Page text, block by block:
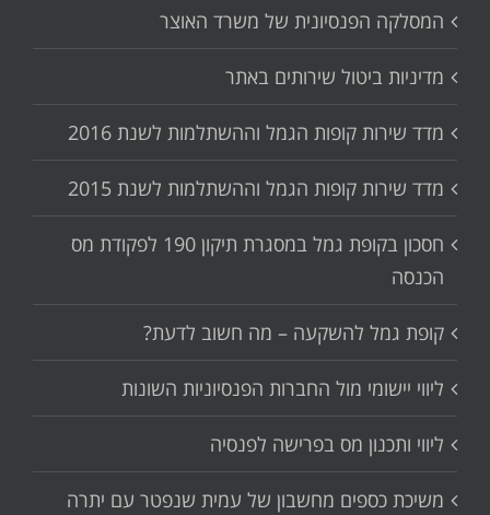
המסלקה הפנסיונית של משרד האוצר
מדיניות ביטול שירותים באתר
מדד שירות קופות הגמל וההשתלמות לשנת 2016
מדד שירות קופות הגמל וההשתלמות לשנת 2015
חסכון בקופת גמל במסגרת תיקון 190 לפקודת מס
הכנסה
קופת גמל להשקעה – מה חשוב לדעת?
ליווי יישומי מול החברות הפנסיוניות השונות
ליווי ותכנון מס בפרישה לפנסיה
משיכת כספים מחשבון של עמית שנפטר עם יתרה